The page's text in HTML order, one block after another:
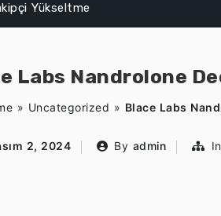
Yükseltme
Labs Nandrolone
» Uncategorized » Blace Labs
2, 2024 By admin In